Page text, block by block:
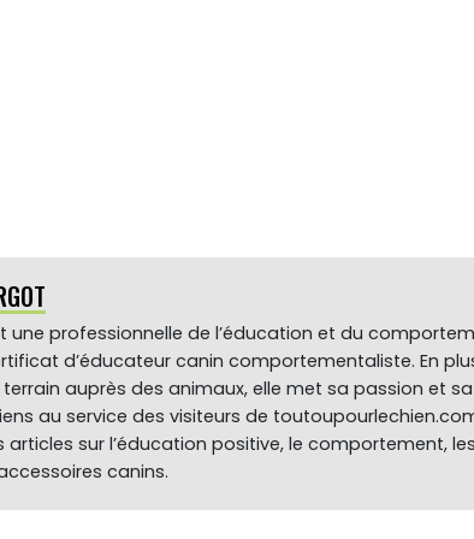
une professionnelle de l’éducation et du
d’éducateur canin comportementaliste. En
auprès des animaux, elle met sa passion et sa
au service des visiteurs de
sur l’éducation positive, le comportement, les
canins.